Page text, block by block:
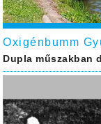
Oxigénbumm
Dupla műszakban